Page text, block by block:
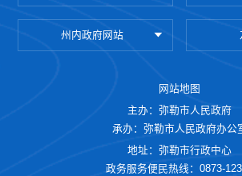
乡村振兴
医疗卫生
州内政府网站
网站地图
主办：弥勒市人民政府
承办：弥勒市人民政府办公
地址：弥勒市行政中心
政务服务便民热线：0873-